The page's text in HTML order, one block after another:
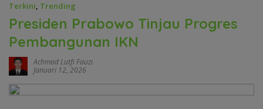
Terkini, Trending
Presiden Prabowo Tinjau Progres
Pembangunan IKN
Achmad Lutfi Fauzi
Januari 12, 2026